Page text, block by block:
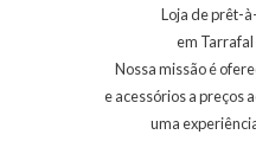
Loja de prêt-
em Tarrafal
Nossa missão é
e acessórios a preços
uma